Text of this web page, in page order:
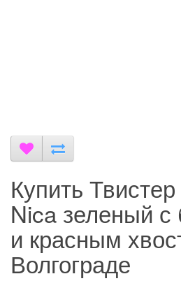
Купить
Nica зеленый с
и красным
Волгограде